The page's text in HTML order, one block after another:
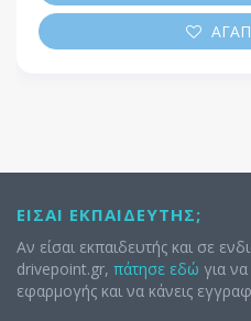
ΕΊΣΑΙ ΕΚΠΑΙΔΕΥΤΉΣ;
Αν είσαι εκπαιδευτής και σε
drivepoint.gr, πάτησε εδώ για να
εφαρμογής και να κάνεις